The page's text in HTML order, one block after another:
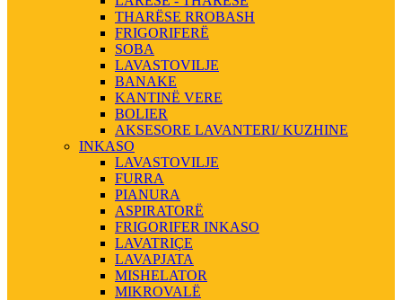
THARËSE RROBASH
FRIGORIFERË
SOBA
LAVASTOVILJE
BANAKE
KANTINË VERE
BOLIER
AKSESORE LAVANTERI/ KUZHINE
INKASO
LAVASTOVILJE
FURRA
PIANURA
ASPIRATORË
FRIGORIFER INKASO
LAVATRIÇE
LAVAPJATA
MISHELATOR
MIKROVALË